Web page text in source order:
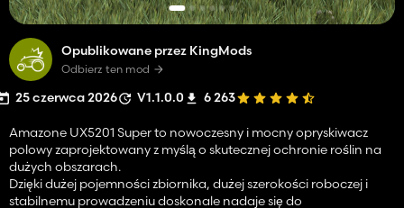
Opublikowane przez KingMods
Odbierz ten mod
25 czerwca 2026 V1.1.0.0 6 263
Amazone UX5201 Super to nowoczesny i mocny opryskiwacz
polowy zaprojektowany z myślą o skutecznej ochronie roślin na
dużych obszarach.
Dzięki dużej pojemności zbiornika, dużej szerokości roboczej i
stabilnemu prowadzeniu doskonale nadaje się do